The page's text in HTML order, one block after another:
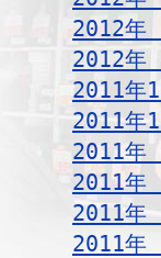
2012年
2012年
2011年
2011年
2011年
2011年
2011年
2011年